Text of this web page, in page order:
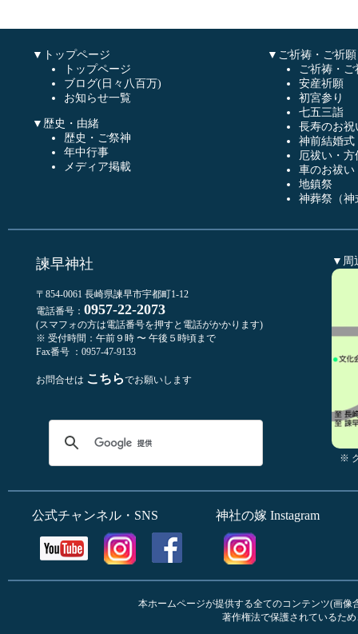
▼トップページ
トップページ
ブログ(日々八百万)
お知らせ一覧
▼歴史・由緒
歴史・ご祭神
年中行事
メディア掲載
▼ご祈祷・ご祈願
ご祈祷・
安産祈願
初宮参り
七五三詣
長寿のお祝
神前結婚式
厄祓い・方
車のお祓い
地鎮祭
神葬祭（神
諫早神社
〒854-0061 長崎県諫早市宇都町1-12
電話番号： 0957-22-2073
(スマフォの方は電話番号を押すと電話がかかります)
※ 受付時間：午前９時 〜 午後５時頃まで
Fax番号 ：0957-47-9133
お問合せは こちらでお願いします
▼周
※
公式チャンネル・SNS 神社の嫁 Instagram
本ホームページが提供する全てのコンテンツ(画
著作権法で保護されているた